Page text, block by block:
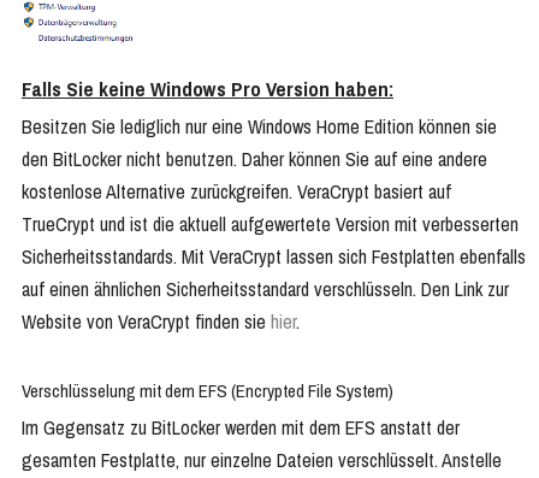
Falls Sie keine Windows Pro Version haben:
Besitzen Sie lediglich nur eine Windows Home Edition können sie
den BitLocker nicht benutzen. Daher können Sie auf eine andere
kostenlose Alternative zurückgreifen. VeraCrypt basiert auf
TrueCrypt und ist die aktuell aufgewertete Version mit verbesserten
Sicherheitsstandards. Mit VeraCrypt lassen sich Festplatten ebenfalls
auf einen ähnlichen Sicherheitsstandard verschlüsseln. Den Link zur
Website von VeraCrypt finden sie hier.
Verschlüsselung mit dem EFS (Encrypted File System)
Im Gegensatz zu BitLocker werden mit dem EFS anstatt der
gesamten Festplatte, nur einzelne Dateien verschlüsselt. Anstelle